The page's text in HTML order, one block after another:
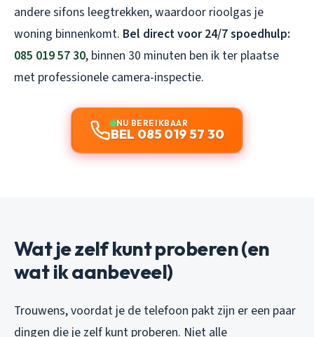
andere sifons leegtrekken, waardoor rioolgas je
woning binnenkomt. Bel direct voor 24/7 spoedhulp:
085 019 57 30, binnen 30 minuten ben ik ter plaatse
met professionele camera-inspectie.
NU BEREIKBAAR
BEL 085 019 57 30
Wat je zelf kunt proberen (en
wat ik aanbeveel)
Trouwens, voordat je de telefoon pakt zijn er een paar
dingen die je zelf kunt proberen. Niet alle